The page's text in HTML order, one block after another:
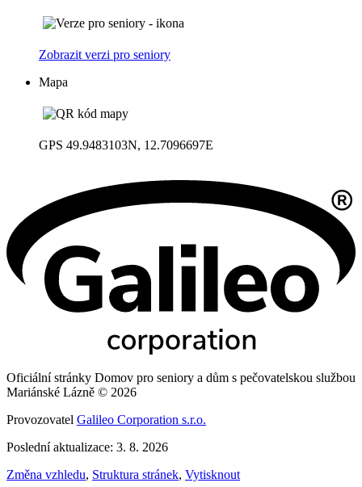
Zobrazit verzi pro seniory
Mapa
GPS 49.9483103N, 12.7096697E
Oficiální stránky Domov pro seniory a dům s pečovatelskou službou
Mariánské Lázně © 2026
Provozovatel Galileo Corporation s.r.o.
Poslední aktualizace: 3. 8. 2026
Změna vzhledu, Struktura stránek, Vytisknout